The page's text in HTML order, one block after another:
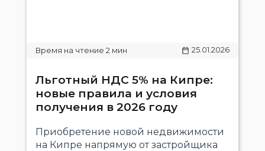
25.01.2026
Льготный НДС 5% на Кипре:
новые правила и условия
получения в 2026 году
Приобретение новой недвижимости
на Кипре напрямую от застройщика